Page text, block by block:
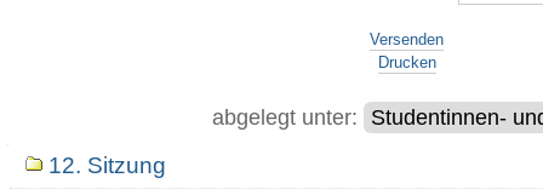
Versenden
Drucken
abgelegt unter: Studentinnen-
Navigation12. Sitzung